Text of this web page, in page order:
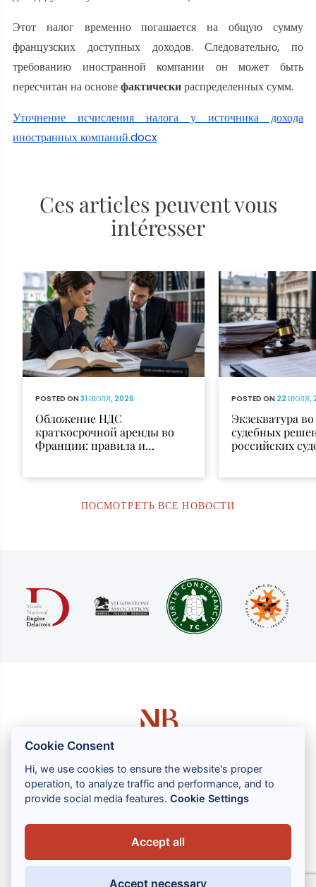
Этот налог временно погашается на общую сумму
французских доступных доходов. Следовательно, по
требованию иностранной компании он может быть
пересчитан на основефактическираспределенных сумм.
Уточнение исчисления налога у источника дохода
иностранных компаний.docx
Ces articles peuvent vous
intéresser
POSTED ON31 ИЮЛЯ, 2026
Обложение НДС
краткосрочной аренды во
Франции: правила и
POSTED ON 22 ИЮЛЯ,
Экзекватура
судебных
российских
ПОСМОТРЕТЬ ВСЕ НОВОСТИ
1 rue Louis GASSIN - 06300 NICE
Наши услуги
Cookie Consent
Hi, we use cookies to ensure the website's proper
operation, to analyze traffic and performance, and to
provide social media features.Cookie Settings
Accept all
Accept necessary